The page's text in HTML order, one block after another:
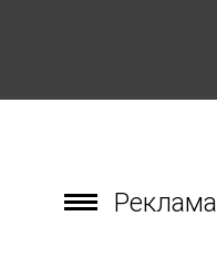
Реклама